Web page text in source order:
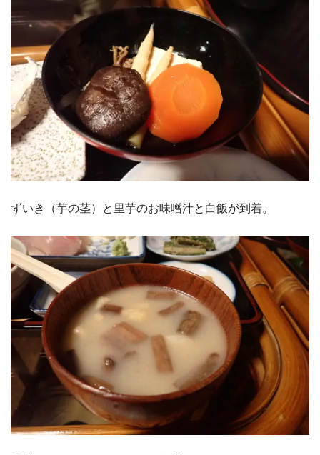
ずいき（芋の茎）と里芋のお味噌汁と白飯が到着。